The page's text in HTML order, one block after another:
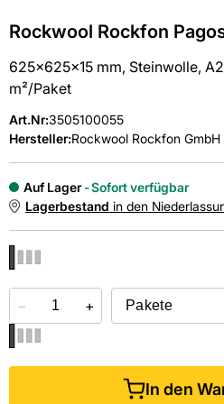
Rockwool Rockfon
625x625x15 mm, Steinwolle,
m²/Paket
Art.Nr:3505100055
Hersteller:Rockwool Rockfon GmbH
Auf Lager
Sofort verfügbar
Lagerbestand in den
Online kaufen &kostenlos
− +
In den